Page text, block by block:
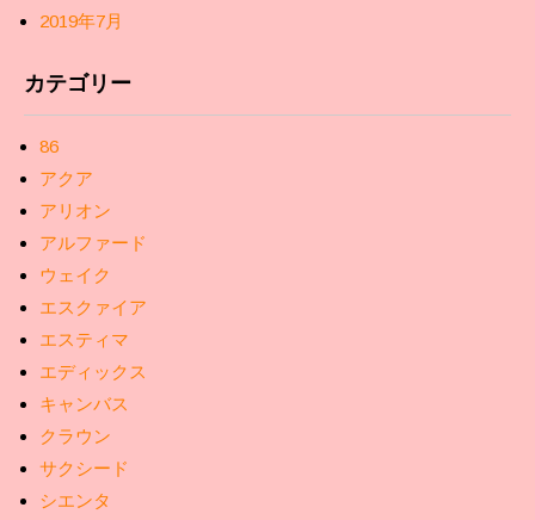
2019年7月
カテゴリー
86
アクア
アリオン
アルファード
ウェイク
エスクァイア
エスティマ
エディックス
キャンバス
クラウン
サクシード
シエンタ